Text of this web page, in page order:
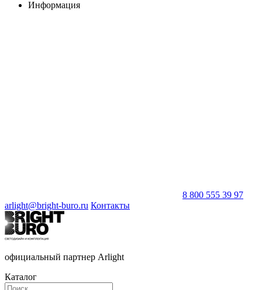
Информация
8 800 555 39 97
arlight@bright-buro.ru Контакты
официальный партнер Arlight
Каталог